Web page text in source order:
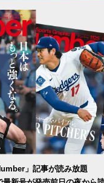
」記事が読み放題